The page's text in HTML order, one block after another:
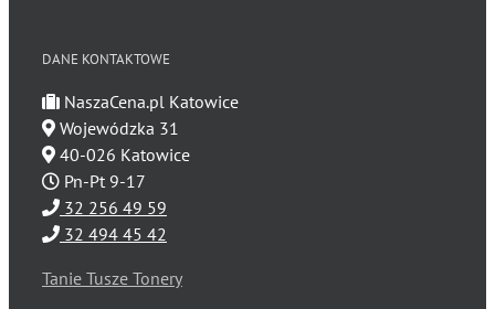
DANE KONTAKTOWE
NaszaCena.pl Katowice
Wojewódzka 31
40-026 Katowice
Pn-Pt 9-17
32 256 49 59
32 494 45 42
Tanie Tusze Tonery